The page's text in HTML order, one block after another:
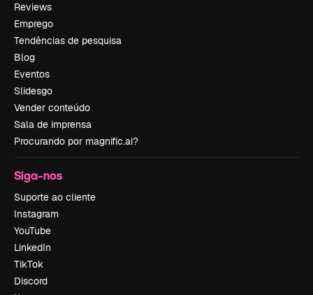
Reviews
Emprego
Tendências de pesquisa
Blog
Eventos
Slidesgo
Vender conteúdo
Sala de imprensa
Procurando por magnific.ai?
Siga-nos
Suporte ao cliente
Instagram
YouTube
LinkedIn
TikTok
Discord